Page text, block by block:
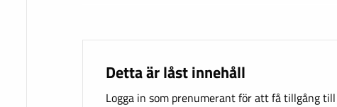
Detta är låst innehåll
Logga in som prenumerant för att få tillgång